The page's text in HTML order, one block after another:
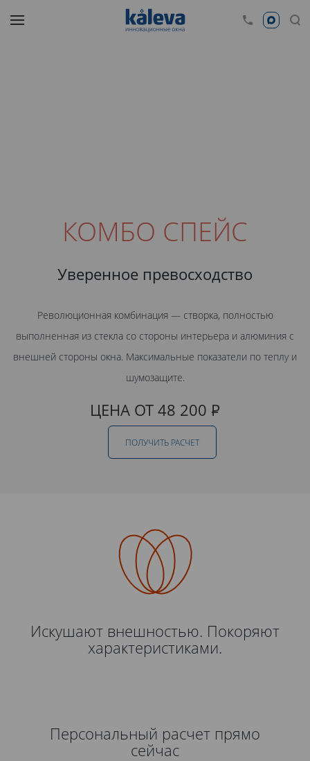
КОМБО СПЕЙС
Уверенное превосходство
Революционная комбинация — створка, полностью
выполненная из стекла со стороны интерьера и алюминия с
внешней стороны окна. Максимальные показатели по теплу и
шумозащите.
ЦЕНА ОТ 48 200 Р
ПОЛУЧИТЬ РАСЧЕТ
Искушают внешностью. Покоряют
характеристиками.
Персональный расчет прямо
сейчас